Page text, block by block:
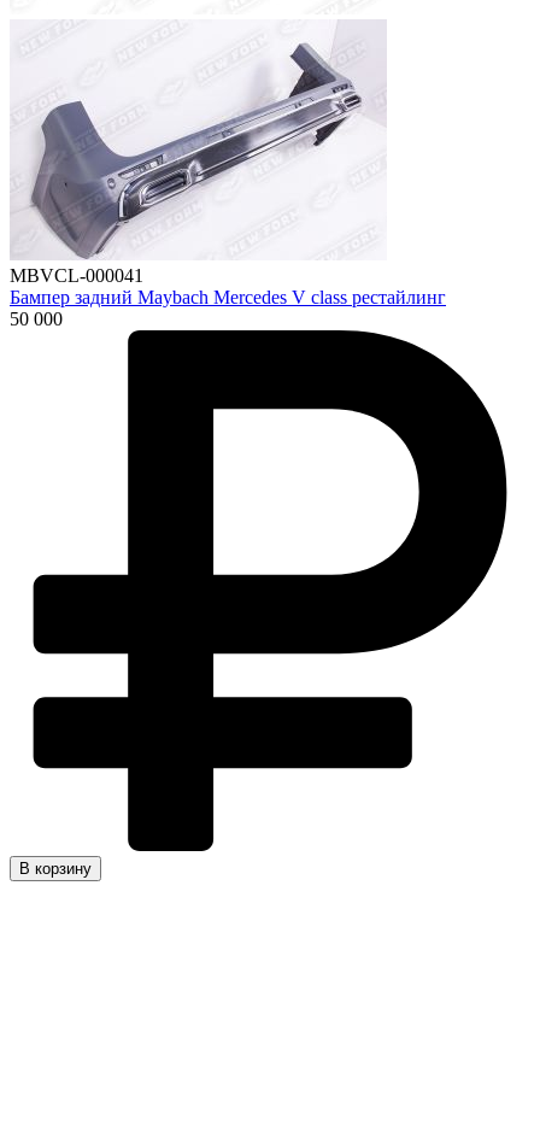
MBVCL-000041
Бампер задний Maybach Mercedes V class рестайлинг
50 000
В корзину